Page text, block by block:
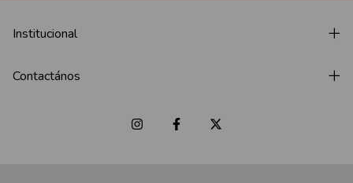
Institucional
Contactános